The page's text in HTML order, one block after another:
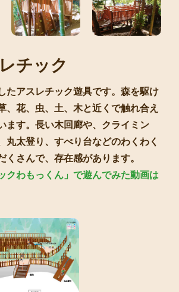
チック
たアスレチック遊具です。森を駆け
、花、虫、土、木と近くで触れ合え
ます。長い木回廊や、クライミン
丸太登り、すべり台などのわくわく
くさんで、存在感があります。
クわもっくん」で遊んでみた動画は